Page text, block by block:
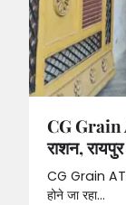
CG Grain
राशन,
CG Grain
होने जा रहा…